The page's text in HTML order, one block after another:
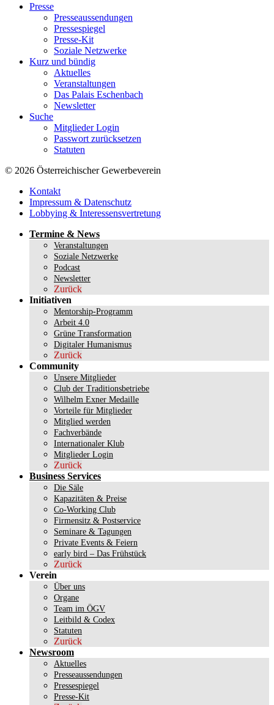
Presse
Presseaussendungen
Pressespiegel
Presse-Kit
Soziale Netzwerke
Kurz und bündig
Aktuelles
Veranstaltungen
Das Palais Eschenbach
Newsletter
Suche
Mitglieder Login
Passwort zurücksetzen
Statuten
© 2026 Österreichischer Gewerbeverein
Kontakt
Impressum & Datenschutz
Lobbying & Interessensvertretung
Termine & News
Veranstaltungen
Soziale Netzwerke
Podcast
Newsletter
Zurück
Initiativen
Mentorship-Programm
Arbeit 4.0
Grüne Transformation
Digitaler Humanismus
Zurück
Community
Unsere Mitglieder
Club der Traditionsbetriebe
Wilhelm Exner Medaille
Vorteile für Mitglieder
Mitglied werden
Fachverbände
Internationaler Klub
Mitglieder Login
Zurück
Business Services
Die Säle
Kapazitäten & Preise
Co-Working Club
Firmensitz & Postservice
Seminare & Tagungen
Private Events & Feiern
early bird – Das Frühstück
Zurück
Verein
Über uns
Organe
Team im ÖGV
Leitbild & Codex
Statuten
Zurück
Newsroom
Aktuelles
Presseaussendungen
Pressespiegel
Presse-Kit